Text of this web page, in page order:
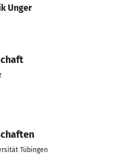
Unger
Tübingen